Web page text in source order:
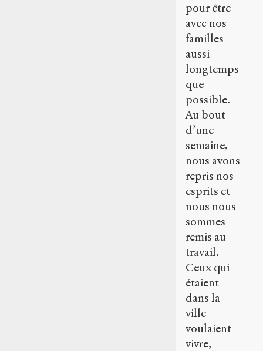
pour être
avec nos
familles
aussi
longtemps
que
possible.
Au bout
d’une
semaine,
nous avons
repris nos
esprits et
nous nous
sommes
remis au
travail.
Ceux qui
étaient
dans la
ville
voulaient
vivre,